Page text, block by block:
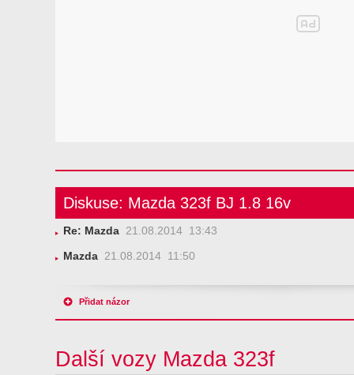
Diskuse: Mazda 323f BJ 1.8 16v
Re: Mazda 21.08.2014 13:43
Mazda 21.08.2014 11:50
Přidat názor
Další vozy Mazda 323f